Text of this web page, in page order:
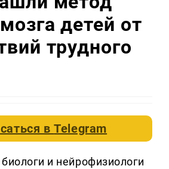
детей от
трудного
вTelegram
и нейрофизиологи